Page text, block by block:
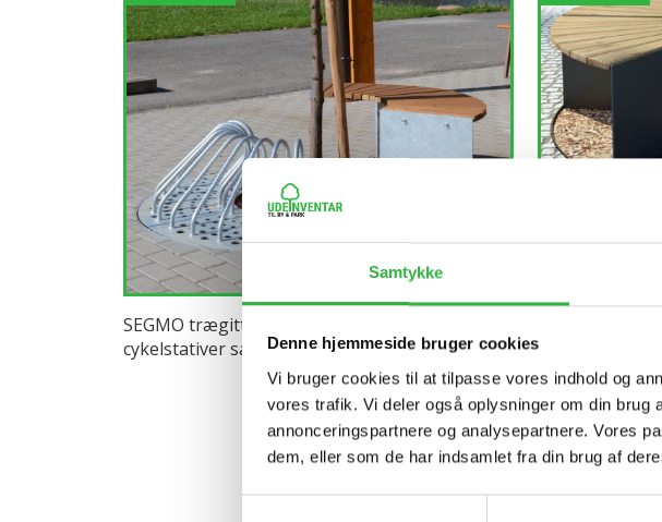
Samtykke
Denne hjemmeside bruger cookies
Vi bruger cookies til at tilpasse vores indhold og
vores trafik. Vi deler også oplysninger om din brug
annonceringspartnere og analysepartnere. Vores
dem, eller som de har indsamlet fra din brug af
SEGMO trægitter med 2 bænke og 2
cykelstativer samt 2 riste
samt 2 riste